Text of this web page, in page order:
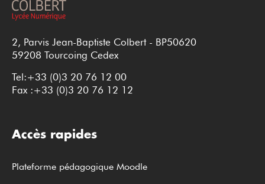
2, Parvis Jean-Baptiste Colbert - BP50620
59208 Tourcoing Cedex
Tel:+33 (0)3 20 76 12 00
Fax :+33 (0)3 20 76 12 12
Accès rapides
Plateforme pédagogique Moodle